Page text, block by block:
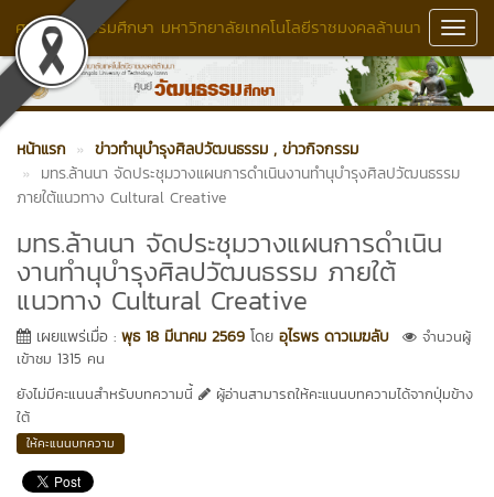
ศูนย์วัฒนธรรมศึกษา มหาวิทยาลัยเทคโนโลยีราชมงคลล้านนา
หน้าแรก ข่าวทำนุบำรุงศิลปวัฒนธรรม , ข่าวกิจกรรม
มทร.ล้านนา จัดประชุมวางแผนการดำเนินงานทำนุบำรุงศิลปวัฒนธรรม
ภายใต้แนวทาง Cultural Creative
มทร.ล้านนา จัดประชุมวางแผนการดำเนิน
งานทำนุบำรุงศิลปวัฒนธรรม ภายใต้
แนวทาง Cultural Creative
เผยแพร่เมื่อ : พุธ 18 มีนาคม 2569 โดย อุไรพร ดาวเมฆลับ
จำนวนผู้
เข้าชม 1315 คน
ยังไม่มีคะแนนสำหรับบทความนี้
ผู้อ่านสามารถให้คะแนนบทความได้จากปุ่มข้าง
ใต้
ให้คะแนนบทความ